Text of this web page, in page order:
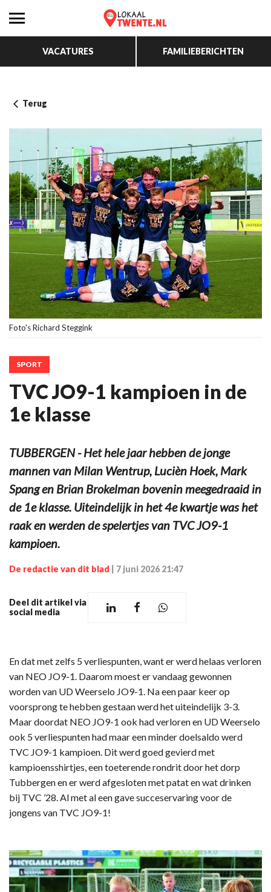
VACATURES FAMILIEBERICHTEN
Terug
Foto's Richard Steggink
SPORT
TVC JO9-1 kampioen in de
1e klasse
TUBBERGEN - Het hele jaar hebben de jonge
mannen van Milan Wentrup, Lucièn Hoek, Mark
Spang en Brian Brokelman bovenin meegedraaid in
de 1e klasse. Uiteindelijk in het 4e kwartje was het
raak en werden de spelertjes van TVC JO9-1
kampioen.
De redactie van dit blad 7 juni 2026 21:47
Deel dit artikel via
social media
En dat met zelfs 5 verliespunten, want er werd helaas verloren
van NEO JO9-1. Daarom moest er vandaag gewonnen
worden van UD Weerselo JO9-1. Na een paar keer op
voorsprong te hebben gestaan werd het uiteindelijk 3-3.
Maar doordat NEO JO9-1 ook had verloren en UD Weerselo
ook 5 verliespunten had maar een minder doelsaldo werd
TVC JO9-1 kampioen. Dit werd goed gevierd met
kampioensshirtjes, een toeterende rondrit door het dorp
Tubbergen en er werd afgesloten met patat en wat drinken
bij TVC ’28. Al met al een gave succeservaring voor de
jongens van TVC JO9-1!